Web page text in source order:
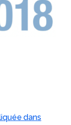
dans